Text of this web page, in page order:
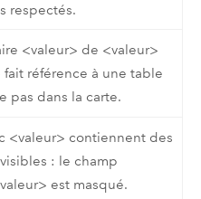
respectés.
<valeur> de <valeur>
référence à une table
pas dans la carte.
<valeur> contiennent des
: le champ
est masqué.